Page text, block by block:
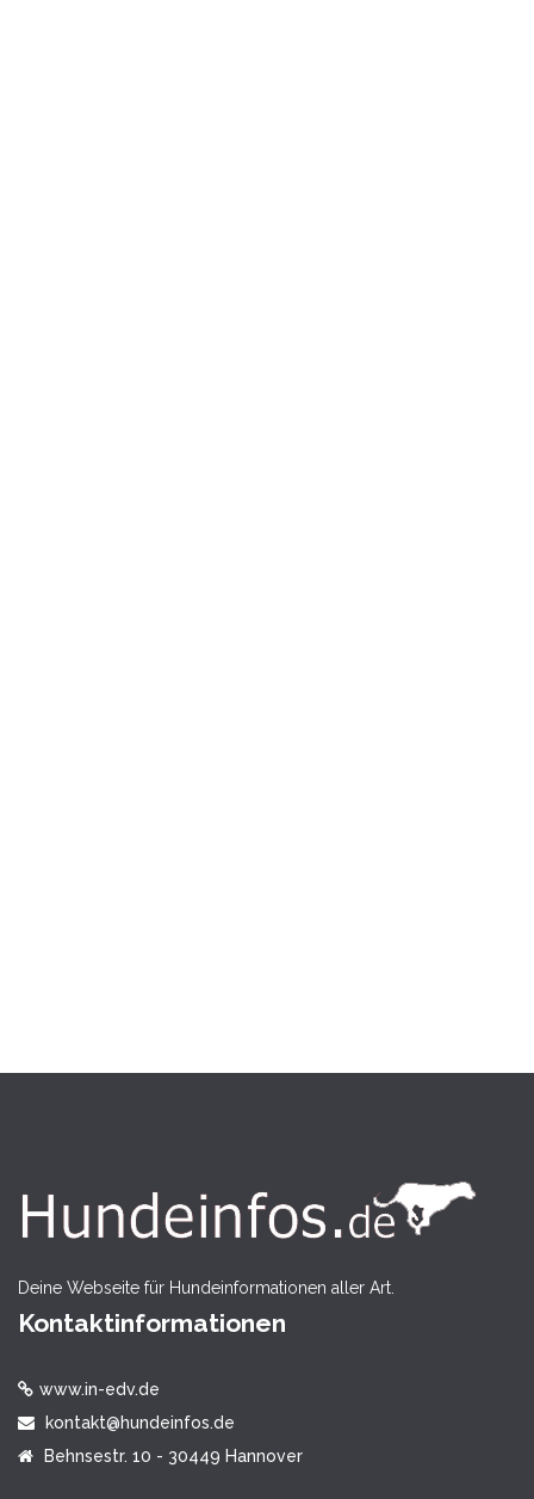
Deine Webseite für Hundeinformationen aller Art.
Kontaktinformationen
www.in-edv.de
kontakt@hundeinfos.de
Behnsestr. 10 - 30449 Hannover